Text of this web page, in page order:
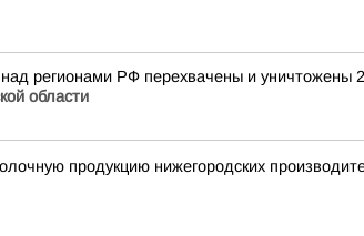
регионами РФ перехвачены и уничтожены
области
продукцию нижегородских